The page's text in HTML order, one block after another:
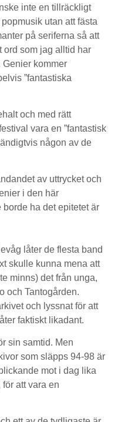
inte en tillräckligt
utan att fästa
på seriferna så att
ord som jag alltid har
Genier kommer
”fantastiska
och med rätt
vara en ”fantastisk
någon av de
av uttrycket och
i den här
borde ha det epitetet är
låter de flesta band
skulle kunna mena att
minns) det från unga,
och Tantogården.
och lyssnat för att
faktiskt likadant.
sin samtid. Men
som släpps 94-98 är
mot i dag lika
att vara en